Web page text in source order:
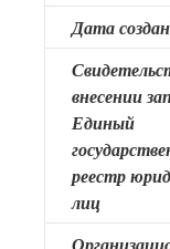
Дата
внесении
Единый
реестр
лиц